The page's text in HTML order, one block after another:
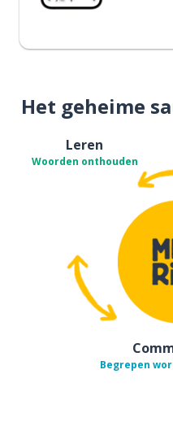
Het geheime
Leren
Woorden onthouden
Begrepen